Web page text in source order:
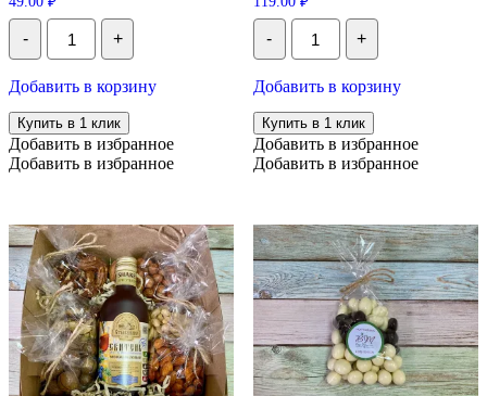
-
Количество
Леденец
/
сахарная
Губная
помада
для
детей
+
Добавить в корзину
Купить в 1 клик
Добавить в избранное
Добавить в избранное
-
Количество
Детский
подарочный
№3
+
Добавить в корзину
Купить в 1 клик
Добавить в избранное
Добавить в избранное